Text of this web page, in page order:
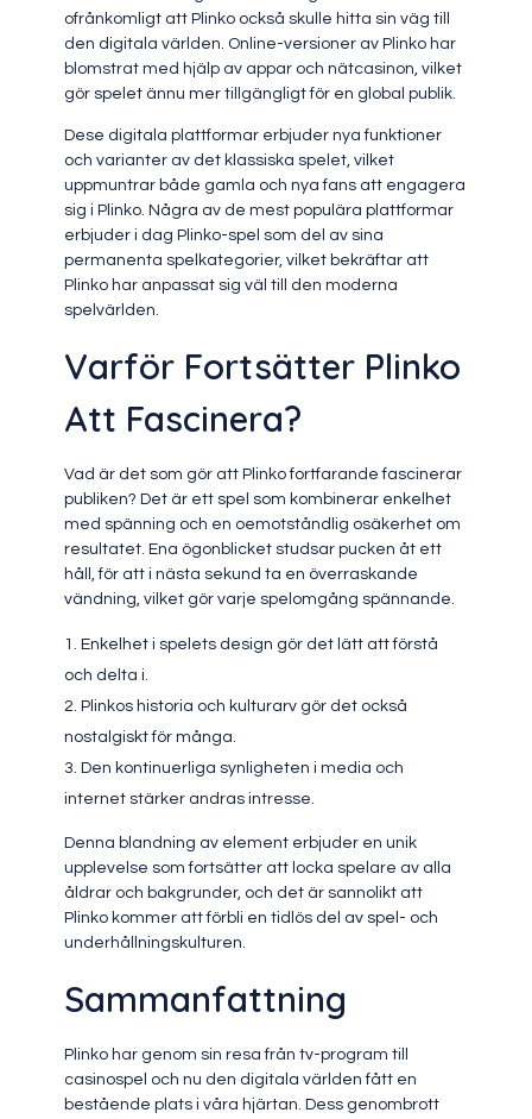
ofrånkomligt att Plinko också skulle hitta sin väg till
den digitala världen. Online-versioner av Plinko har
blomstrat med hjälp av appar och nätcasinon, vilket
gör spelet ännu mer tillgängligt för en global publik.
Dese digitala plattformar erbjuder nya funktioner
och varianter av det klassiska spelet, vilket
uppmuntrar både gamla och nya fans att engagera
sig i Plinko. Några av de mest populära plattformar
erbjuder i dag Plinko-spel som del av sina
permanenta spelkategorier, vilket bekräftar att
Plinko har anpassat sig väl till den moderna
spelvärlden.
Varför Fortsätter Plinko
Att Fascinera?
Vad är det som gör att Plinko fortfarande fascinerar
publiken? Det är ett spel som kombinerar enkelhet
med spänning och en oemotståndlig osäkerhet om
resultatet. Ena ögonblicket studsar pucken åt ett
håll, för att i nästa sekund ta en överraskande
vändning, vilket gör varje spelomgång spännande.
Enkelhet i spelets design gör det lätt att förstå
och delta i.
Plinkos historia och kulturarv gör det också
nostalgiskt för många.
Den kontinuerliga synligheten i media och
internet stärker andras intresse.
Denna blandning av element erbjuder en unik
upplevelse som fortsätter att locka spelare av alla
åldrar och bakgrunder, och det är sannolikt att
Plinko kommer att förbli en tidlös del av spel- och
underhållningskulturen.
Sammanfattning
Plinko har genom sin resa från tv-program till
casinospel och nu den digitala världen fått en
bestående plats i våra hjärtan. Dess genombrott